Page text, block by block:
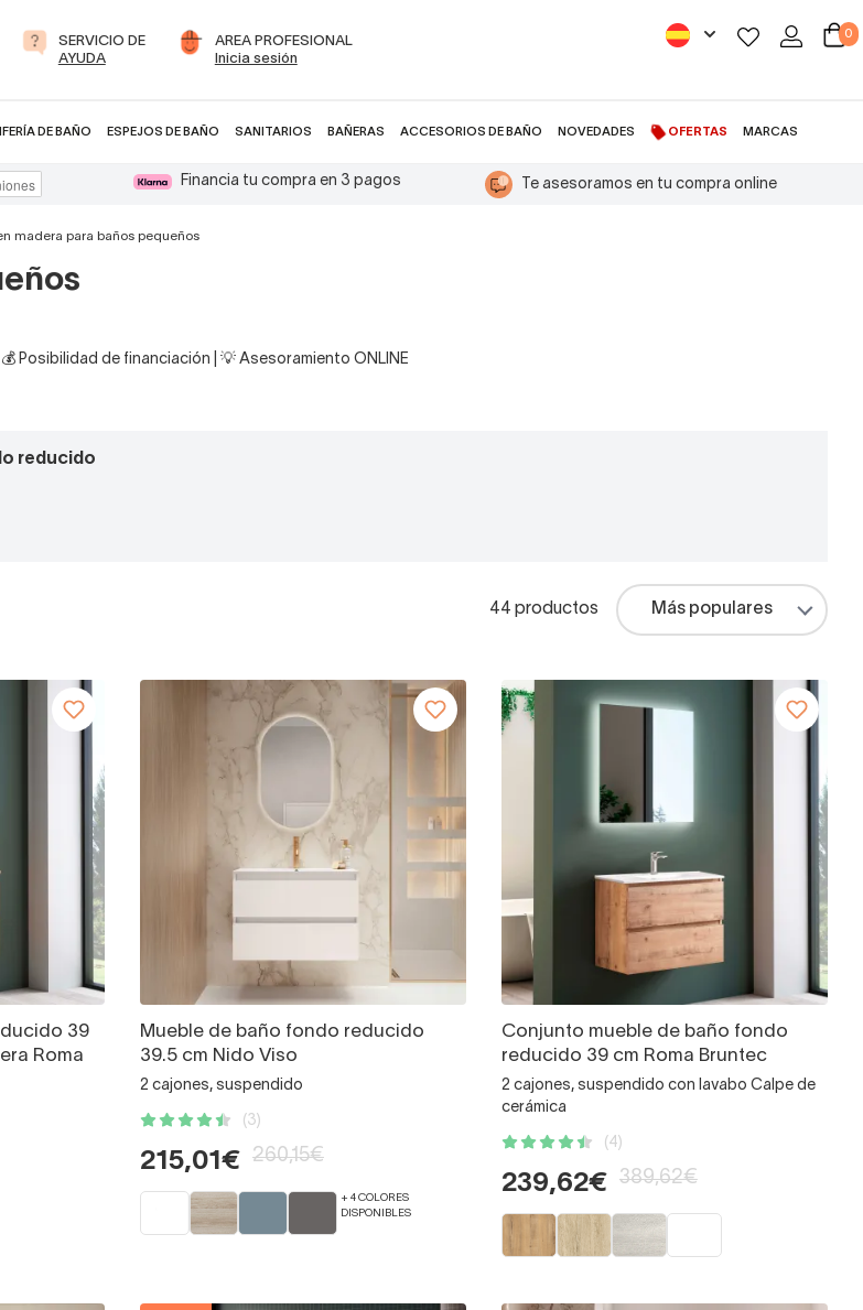
SERVICIO DE
AYUDA
AREA PROFESIONAL
Inicia sesión
0
DE BAÑO ESPEJOS DE BAÑO SANITARIOS BAÑERAS ACCESORIOS DE BAÑO NOVEDADES OFERTAS MARCAS
Financia tu compra en 3 pagos Te asesoramos en tu compra online
madera para baños pequeños
Posibilidad de financiación | 💡 Asesoramiento ONLINE
reducido
44 productos
39
Roma
Mueble de baño fondo reducido
39.5 cm Nido Viso
2 cajones, suspendido
(3)
215,01€ 260,15€
+ 4 COLORES
DISPONIBLES
Conjunto mueble de baño fondo
reducido 39 cm Roma Bruntec
2 cajones, suspendido con lavabo Calpe de
cerámica
(4)
239,62€ 389,62€